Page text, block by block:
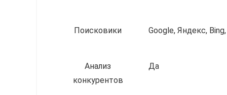
Поисковики Google, Яндекс, Bing,
Анализ
конкурентов
Да